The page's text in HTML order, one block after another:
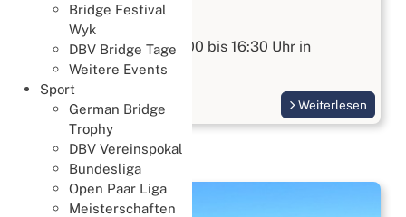
Bridge Festival
Wyk
DBV Bridge Tage
Weitere Events
Sport
German Bridge
Trophy
DBV Vereinspokal
Bundesliga
Open Paar Liga
Meisterschaften
Bridge kennenlernen
Am 15.08.2026 von 10:00 bis 16:30 Uhr in
Wiesbaden
Weiterlesen